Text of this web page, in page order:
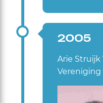
2005
Arie Struijk